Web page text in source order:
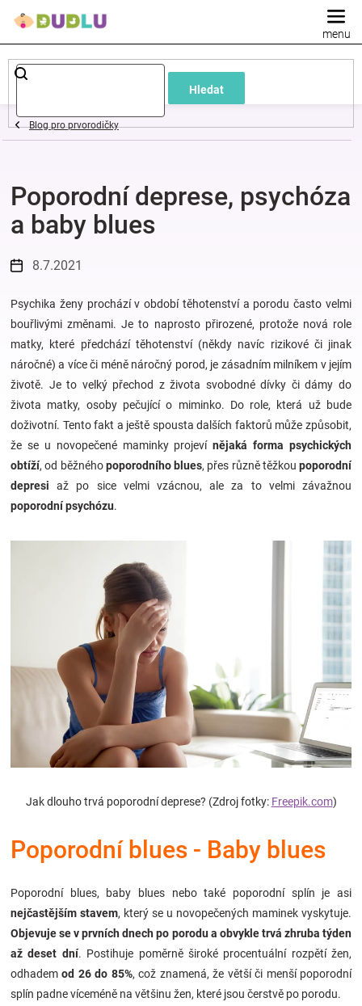
Hledat
Dětské
a
oblečení
Pokojíček
a
kojenecká
výbava
Hračky
a
zábava
oblečení
Novinky
Blog pro prvorodičky
Poporodní deprese, psychóza
a baby blues
8.7.2021
Psychika ženy prochází v období těhotenství a porodu často velmi
bouřlivými změnami. Je to naprosto přirozené, protože nová role
matky, které předchází těhotenství (někdy navíc rizikové či jinak
náročné) a více či méně náročný porod, je zásadním milníkem v jejím
životě. Je to velký přechod z života svobodné dívky či dámy do
života matky, osoby pečující o miminko. Do role, která už bude
doživotní. Tento fakt a ještě spousta dalších faktorů může způsobit,
že se u novopečené maminky projevínějaká forma psychických
obtíží, od běžnéhopoporodního blues, přes různě těžkou poporodní
depresi až po sice velmi vzácnou, ale za to velmi závažnou
poporodní psychózu.
Jak dlouho trvá poporodní deprese? (Zdrojfotky: Freepik.com)
Poporodní blues - Baby blues
Poporodní blues, baby blues nebo také poporodní splín je asi
nejčastějším stavem, který se u novopečených maminek vyskytuje.
Objevuje sev prvních dnech po porodu a obvykle trvá zhruba týden
až deset dní. Postihuje poměrně široké procentuální rozpětí žen,
odhademod 26 do 85%, což znamená, že větší či menší poporodní
splín padne víceméně na většinu žen, které jsou čerstvě po porodu.